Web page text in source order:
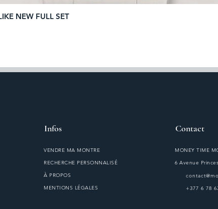
NEW FULL SET
Infos
VENDRE MA MONTRE
RECHERCHE PERSONNALISÉ
À PROPOS
MENTIONS LÉGALES
Contact
MONEY TIME
6 Avenue
+377 6 78